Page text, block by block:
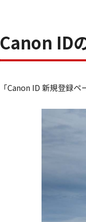
Canon ID
「Canon ID 新規登録